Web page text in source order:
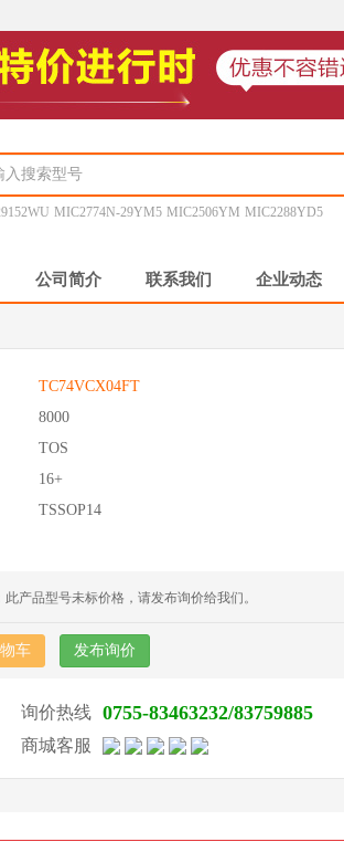
MIC2774N-29YM5 MIC2506YM MIC2288YD5
公司简介 联系我们 企业动态
TC74VCX04FT
8000
TOS
16+
TSSOP14
此产品型号未标价格，请发布询价给我们。
车 发布询价
询价热线 0755-83463232/83759885
商城客服